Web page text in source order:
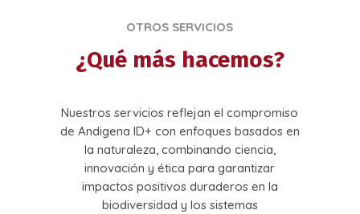
OTROS SERVICIOS
¿Qué más hacemos?
Nuestros servicios reflejan el compromiso
de Andigena ID+ con enfoques basados en
la naturaleza, combinando ciencia,
innovación y ética para garantizar
impactos positivos duraderos en la
biodiversidad y los sistemas